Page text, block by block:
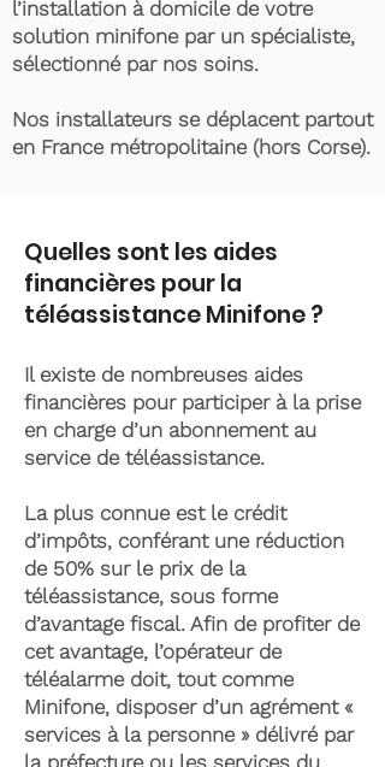
l’installation à domicile de votre
solution minifone par un spécialiste,
sélectionné par nos soins.
Nos installateurs se déplacent partout
en France métropolitaine (hors Corse).
Quelles sont les aides
financières pour la
téléassistance Minifone ?
Il existe de nombreuses aides
financières pour participer à la prise
en charge d’un abonnement au
service de téléassistance.
La plus connue est le crédit
d’impôts, conférant une réduction
de 50% sur le prix de la
téléassistance, sous forme
d’avantage fiscal. Afin de profiter de
cet avantage, l’opérateur de
téléalarme doit, tout comme
Minifone, disposer d’un agrément «
services à la personne » délivré par
la préfecture ou les services du